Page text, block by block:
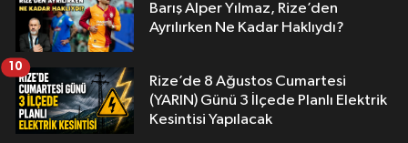
Barış Alper Yılmaz, Rize’den
Ayrılırken Ne Kadar Haklıydı?
Rize’de 8 Ağustos Cumartesi
(YARIN) Günü 3 İlçede Planlı Elektrik
Kesintisi Yapılacak
10